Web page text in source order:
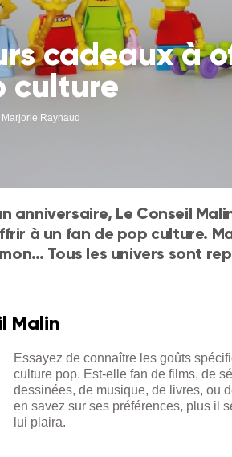
cadeaux à
culture
Raynaud
anniversaire, Le Conseil
à un fan de pop culture.
Tous les univers sont
Malin
Essayez de connaître les goûts
culture pop. Est-elle fan de films, de
dessinées, de musique, de livres, ou
en savez sur ses préférences, plus il
lui plaira.